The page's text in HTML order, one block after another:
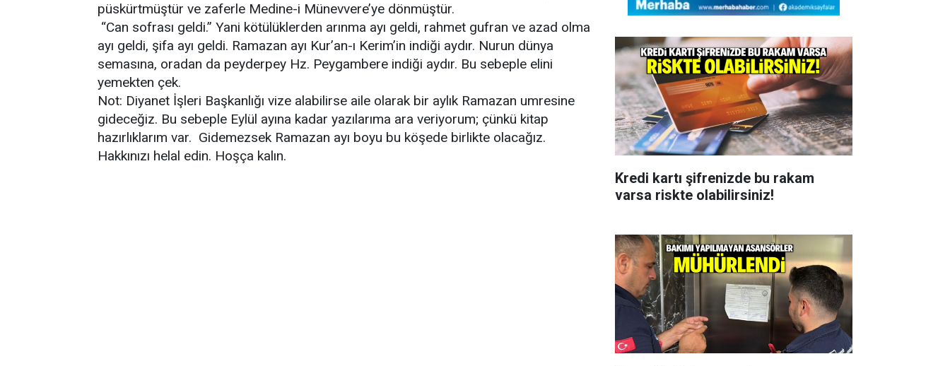
püskürtmüştür ve zaferle Medine-i Münevvere’ye dönmüştür.
“Can sofrası geldi.” Yani kötülüklerden arınma ayı geldi, rahmet gufran ve azad olma
ayı geldi, şifa ayı geldi. Ramazan ayı Kur’an-ı Kerim’in indiği aydır. Nurun dünya
semasına, oradan da peyderpey Hz. Peygambere indiği aydır. Bu sebeple elini
yemekten çek.
Not: Diyanet İşleri Başkanlığı vize alabilirse aile olarak bir aylık Ramazan umresine
gideceğiz. Bu sebeple Eylül ayına kadar yazılarıma ara veriyorum; çünkü kitap
hazırlıklarım var. Gidemezsek Ramazan ayı boyu bu köşede birlikte olacağız.
Hakkınızı helal edin. Hoşça kalın.
Kredi kartı şifrenizde bu rakam
varsa riskte olabilirsiniz!